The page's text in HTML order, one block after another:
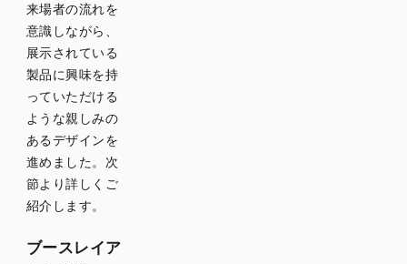
来場者の流れを
意識しながら、
展示されている
製品に興味を持
っていただける
ような親しみの
あるデザインを
進めました。次
節より詳しくご
紹介します。
ブースレイア